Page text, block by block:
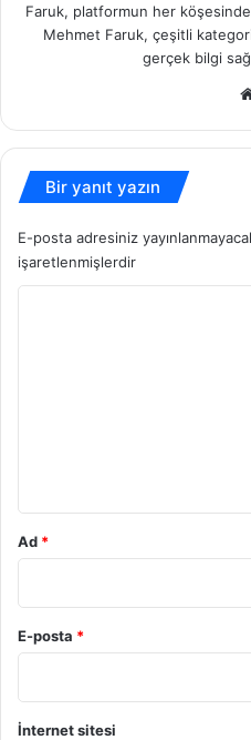
Faruk, platformun her
Mehmet Faruk, çeşitli
gerçek bilgi
Bir yanıt yazın
E-posta adresiniz
işaretlenmişlerdir
Ad *
E-posta *
İnternet sitesi